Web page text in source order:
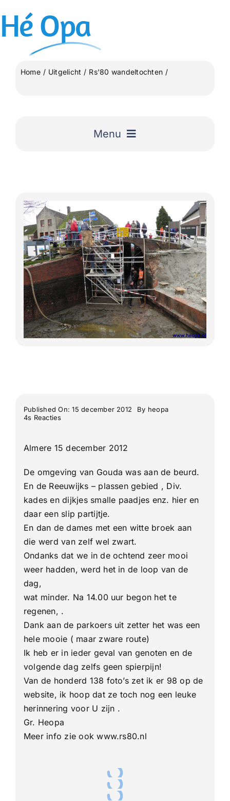
inhoud
Hé Opa
Home Uitgelicht
Rs'80 wandeltochten
Menu
Lange Afstand Wandeltochten
Meerdaagse tochten
Buitenlandse Wandelingen
Recente Wandelingen
Published On: 15 december 2012 By heopa
4s Reactieson
Km
Almere 15 december 2012
De omgeving van Gouda was aan de beurd.
En de Reeuwijks – plassen gebied , Div.
kades en dijkjes smalle paadjes enz. hier en
daar een slip partijtje.
En dan de dames met een witte broek aan
die werd van zelf wel zwart.
Ondanks dat we in de ochtend zeer mooi
weer hadden, werd het in de loop van de
dag,
wat minder. Na 14.00 uur begon het te
regenen, .
Dank aan de parkoers uit zetter het was een
hele mooie ( maar zware route)
Ik heb er in ieder geval van genoten en de
volgende dag zelfs geen spierpijn!
Van de honderd 138 foto’s zet ik er 98 op de
website, ik hoop dat ze toch nog een leuke
herinnering voor U zijn .
Gr. Heopa
Meer info zie ookwww.rs80.nl